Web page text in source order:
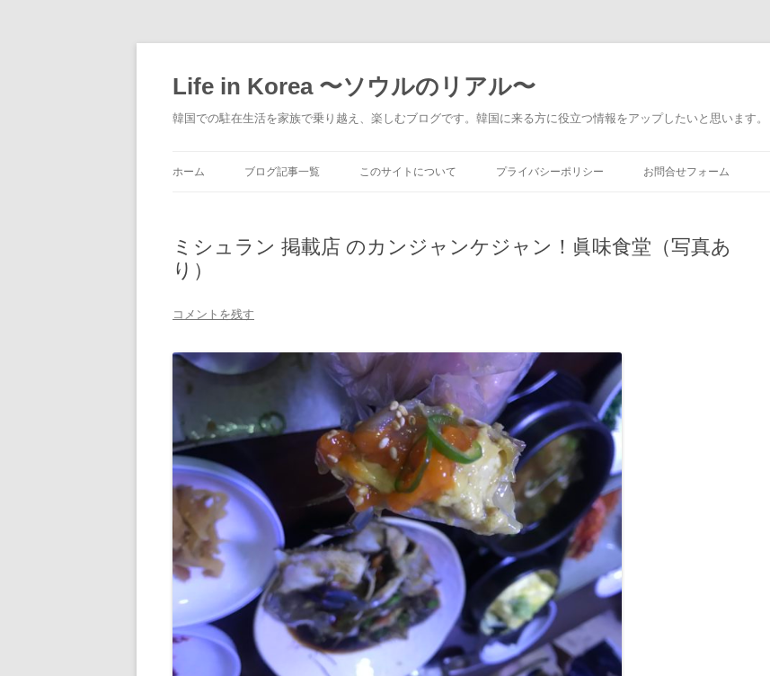
Life in Korea 〜ソウルのリアル〜
韓国での駐在生活を家族で乗り越え、楽しむブログです。韓国に来る方に役立つ情報をアップしたいと思います。
キ
ッ
ホーム ブログ記事一覧 このサイトについて
何が書いてあるの？
注意事項ほか
プライバシーポリシー お問合せフォーム
ミシュラン 掲載店 のカンジャンケジャン！眞味食堂（写真あ
り）
コメントを残す